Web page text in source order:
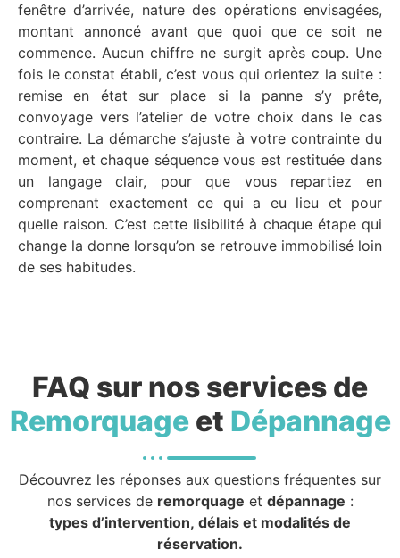
fenêtre d’arrivée, nature des opérations envisagées,
montant annoncé avant que quoi que ce soit ne
commence. Aucun chiffre ne surgit après coup. Une
fois le constat établi, c’est vous qui orientez la suite :
remise en état sur place si la panne s’y prête,
convoyage vers l’atelier de votre choix dans le cas
contraire. La démarche s’ajuste à votre contrainte du
moment, et chaque séquence vous est restituée dans
un langage clair, pour que vous repartiez en
comprenant exactement ce qui a eu lieu et pour
quelle raison. C’est cette lisibilité à chaque étape qui
change la donne lorsqu’on se retrouve immobilisé loin
de ses habitudes.
FAQ sur nos services de
Remorquageet Dépannage
Découvrez les réponses aux questions fréquentes sur
nos services de remorquage et dépannage :
types d’intervention, délais et modalités de
réservation.